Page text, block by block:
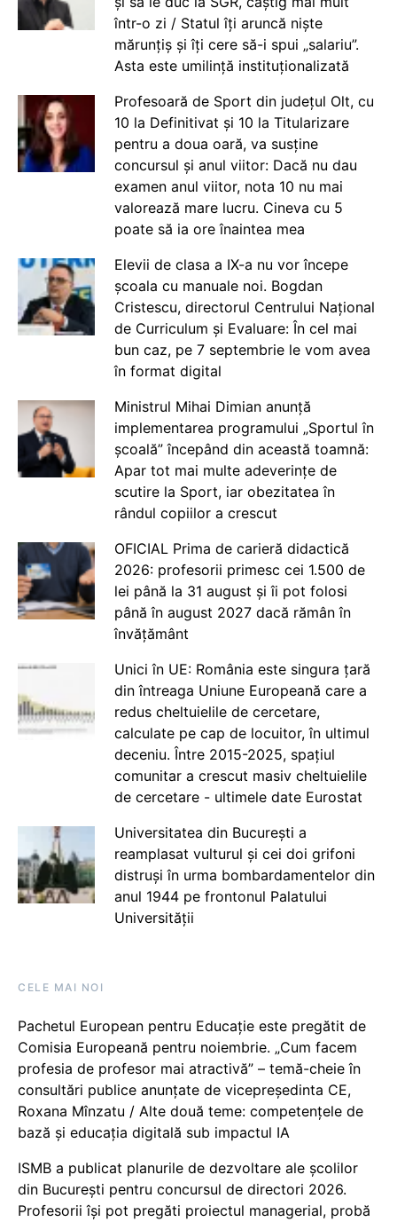
într-o zi / Statul îți aruncă niște
mărunțiș și îți cere să-i spui „salariu”.
Asta este umilință instituționalizată
Profesoară de Sport din județul Olt, cu
10 la Definitivat și 10 la Titularizare
pentru a doua oară, va susține
concursul și anul viitor: Dacă nu dau
examen anul viitor, nota 10 nu mai
valorează mare lucru. Cineva cu 5
poate să ia ore înaintea mea
Elevii de clasa a IX-a nu vor începe
școala cu manuale noi. Bogdan
Cristescu, directorul Centrului Național
de Curriculum și Evaluare: În cel mai
bun caz, pe 7 septembrie le vom avea
în format digital
Ministrul Mihai Dimian anunță
implementarea programului „Sportul în
școală” începând din această toamnă:
Apar tot mai multe adeverințe de
scutire la Sport, iar obezitatea în
rândul copiilor a crescut
OFICIAL Prima de carieră didactică
2026: profesorii primesc cei 1.500 de
lei până la 31 august și îi pot folosi
până în august 2027 dacă rămân în
învățământ
Unici în UE: România este singura țară
din întreaga Uniune Europeană care a
redus cheltuielile de cercetare,
calculate pe cap de locuitor, în ultimul
deceniu. Între 2015-2025, spațiul
comunitar a crescut masiv cheltuielile
de cercetare - ultimele date Eurostat
Universitatea din București a
reamplasat vulturul și cei doi grifoni
distruși în urma bombardamentelor din
anul 1944 pe frontonul Palatului
Universității
CELE MAI NOI
Pachetul European pentru Educație este pregătit de
Comisia Europeană pentru noiembrie. „Cum facem
profesia de profesor mai atractivă” – temă-cheie în
consultări publice anunțate de vicepreședinta CE,
Roxana Mînzatu / Alte două teme: competențele de
bază și educația digitală sub impactul IA
ISMB a publicat planurile de dezvoltare ale școlilor
din București pentru concursul de directori 2026.
Profesorii își pot pregăti proiectul managerial, probă